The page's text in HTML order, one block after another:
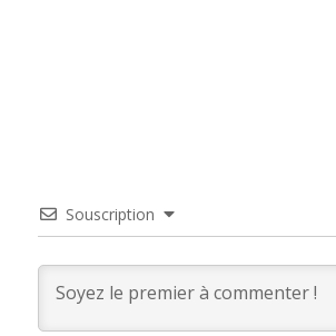
Souscription